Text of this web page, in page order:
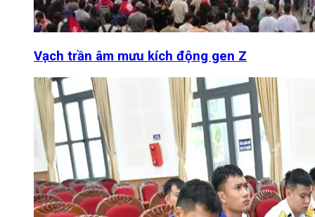
Vạch trần âm mưu kích động gen Z